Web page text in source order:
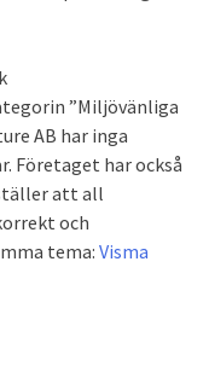
”Miljövänliga
AB har inga
Företaget har också
att all
och
tema: Visma